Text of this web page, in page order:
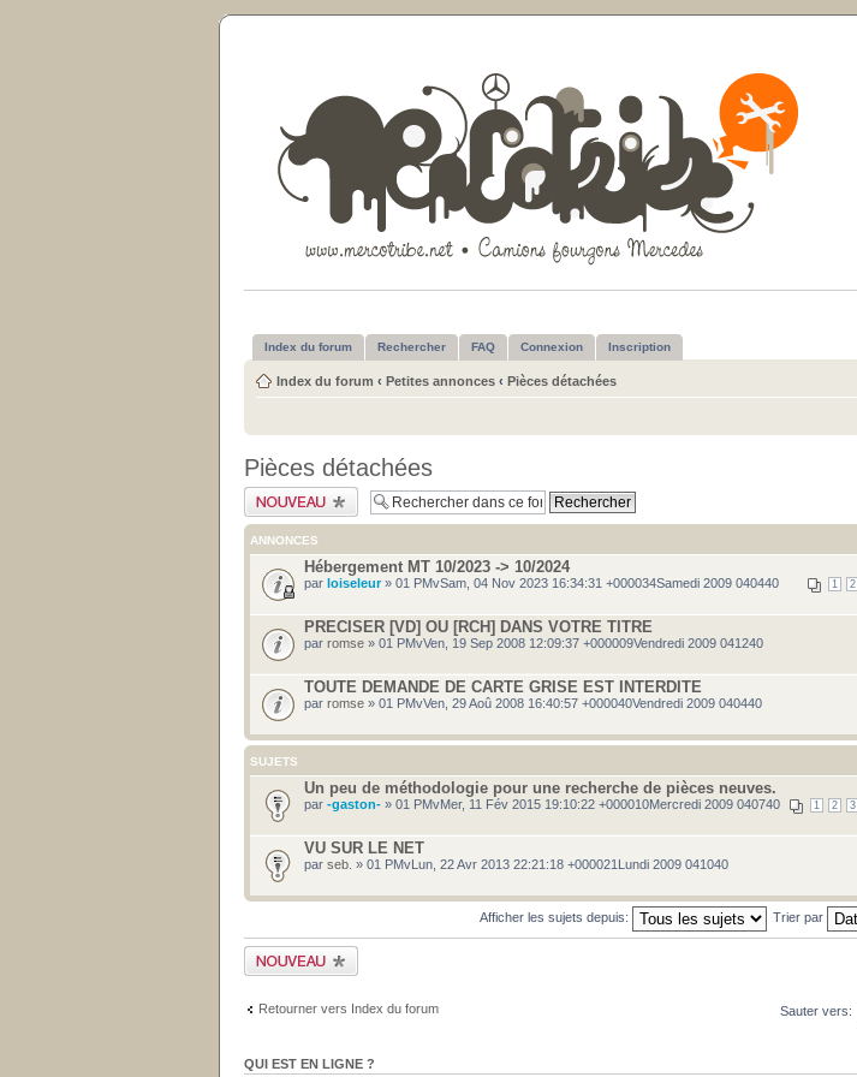
Index du forum Rechercher FAQ Connexion Inscription
Index du forum ‹ Petites annonces ‹ Pièces détachées
Pièces détachées
Publier un nouveau
sujet
ANNONCES
Hébergement MT 10/2023 -> 10/2024
1 2
par loiseleur» 01 PMvSam, 04 Nov 2023 16:34:31 +000034Samedi 2009 040440
PRECISER [VD] OU [RCH] DANS VOTRE TITRE
par romse » 01 PMvVen, 19 Sep 2008 12:09:37 +000009Vendredi 2009 041240
TOUTE DEMANDE DE CARTE GRISE EST INTERDITE
par romse » 01 PMvVen, 29 Aoû 2008 16:40:57 +000040Vendredi 2009 040440
SUJETS
Un peu de méthodologie pour une recherche de pièces neuves.
1 2 3
par -gaston- » 01 PMvMer, 11 Fév 2015 19:10:22 +000010Mercredi 2009 040740
VU SUR LE NET
par seb. » 01 PMvLun, 22 Avr 2013 22:21:18 +000021Lundi 2009 041040
Afficher les sujets depuis: Trier par
Publier un nouveau
sujet
Retourner vers Index du forum Sauter vers:
QUI EST EN LIGNE ?